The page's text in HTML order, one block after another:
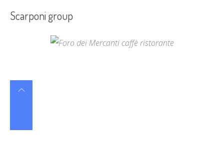
Scarponi group